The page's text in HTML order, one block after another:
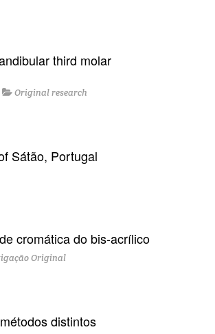
third molar
Original research
Sátão, Portugal
cromática do bis-acrílico
Original
distintos